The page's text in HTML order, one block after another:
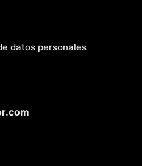
datos personales